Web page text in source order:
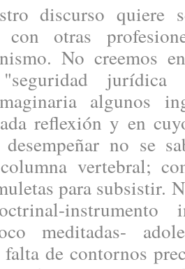
quiere
con otras
No creemos
jurídica
algunos
reflexión y en
no se
vertebral;
para subsistir.
instrumento
meditadas-
de contornos